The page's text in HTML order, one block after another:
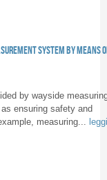
system by means
by wayside
ensuring safety and
measuring... leggi